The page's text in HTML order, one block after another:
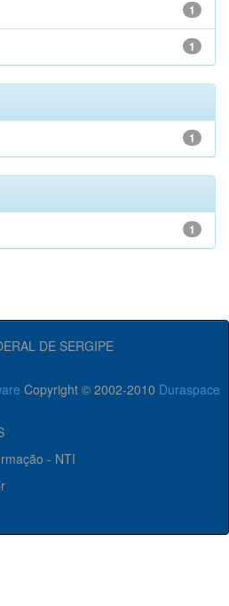
1
1
1
1
DE SERGIPE
Copyright © 2002-2010 Duraspace
- NTI